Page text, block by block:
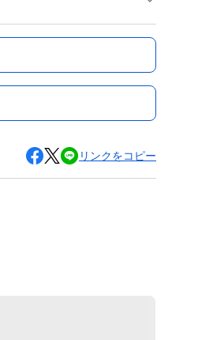
リンクをコピー